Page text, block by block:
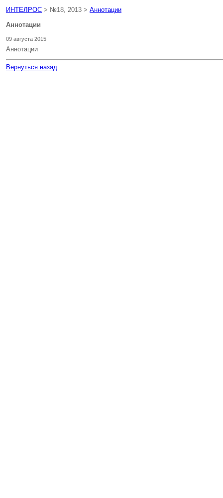
ИНТЕЛРОС > №18, 2013 > Аннотации
Аннотации
09 августа 2015
Аннотации
Вернуться назад